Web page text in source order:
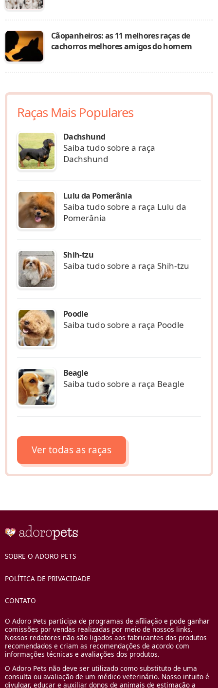
Cãopanheiros: as 11 melhores raças de
cachorros melhores amigos do homem
Raças Mais Populares
Dachshund
Saiba tudo sobre a raça
Dachshund
Lulu da Pomerânia
Saiba tudo sobre a raça Lulu da
Pomerânia
Shih-tzu
Saiba tudo sobre a raça Shih-tzu
Poodle
Saiba tudo sobre a raça Poodle
Beagle
Saiba tudo sobre a raça Beagle
Ver todas as raças
SOBRE O ADORO PETS
POLÍTICA DE PRIVACIDADE
CONTATO
O Adoro Pets participa de programas de afiliação e pode ganhar
comissões por vendas realizadas por meio de nossos links.
Nossos redatores não são ligados aos fabricantes dos produtos
recomendados e criam as recomendações de acordo com
informações técnicas e avaliações dos produtos.
O Adoro Pets não deve ser utilizado como substituto de uma
consulta ou avaliação de um médico veterinário. Nosso intuito é
divulgar, educar e auxiliar donos de animais de estimação a